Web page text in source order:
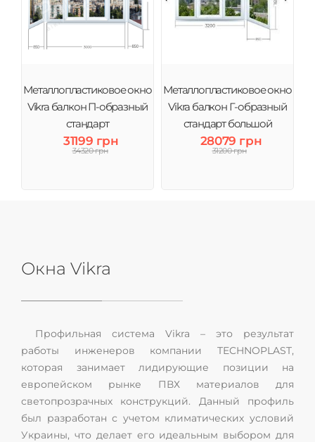
Металлопластиковое окно
Vikra балкон П-образный
стандарт
31199 грн
34320 грн
Металлопластиковое окно
Vikra балкон Г-образный
стандарт большой
28079 грн
31200 грн
Окна Vikra
Профильная система Vikra – это результат
работы инженеров компании TECHNOPLAST,
которая занимает лидирующие позиции на
европейском рынке ПВХ материалов для
светопрозрачных конструкций. Данный профиль
был разработан с учетом климатических условий
Украины, что делает его идеальным выбором для